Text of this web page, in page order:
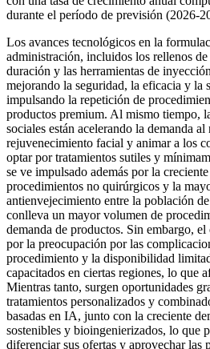
durante el período de previsión (2026-
Los avances tecnológicos en la
administración, incluidos los rellenos
duración y las herramientas de
mejorando la seguridad, la eficacia y la
impulsando la repetición de
productos premium. Al mismo tiempo,
sociales están acelerando la demanda
rejuvenecimiento facial y animar a los
optar por tratamientos sutiles y
se ve impulsado además por la
procedimientos no quirúrgicos y la
antienvejecimiento entre la población
conlleva un mayor volumen de
demanda de productos. Sin embargo,
por la preocupación por las
procedimiento y la disponibilidad
capacitados en ciertas regiones, lo que
Mientras tanto, surgen oportunidades
tratamientos personalizados y
basadas en IA, junto con la creciente
sostenibles y bioingenierizados, lo que
diferenciar sus ofertas y aprovechar las